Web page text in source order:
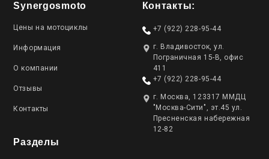
Synergosmoto
Цены на мотоциклы
Информация
О компании
Отзывы
Контакты
Разделы
Контакты:
+7 (922) 228-95-44
г. Владивосток, ул.
Пограничная 15-В, офис
411
+7 (922) 228-95-44
г. Москва, 123317 ММДЦ
"Москва-Сити", эт.45 ул.
Пресненская набережная
12-82